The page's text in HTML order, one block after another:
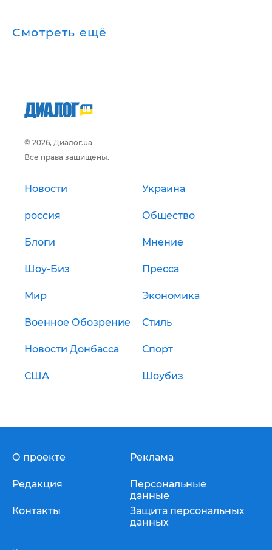
Смотреть ещё
© 2026, Диалог.ua
Все права защищены.
Новости Украина
россия Общество
Блоги Мнение
Шоу-Биз Пресса
Мир Экономика
Военное Обозрение Стиль
Новости Донбасса Спорт
США Шоубиз
О проекте
Редакция
Контакты
Реклама
Персональные
данные
Защита персональных
данных